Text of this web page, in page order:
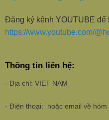
Đăng ký kênh YOUTUBE để
https://www.youtube.com/
Thông tin liên hệ:
- Địa chỉ: VIET NAM
- Điện thoại: hoặc email về hòm